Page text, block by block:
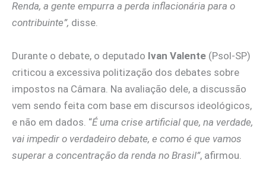
Renda, a gente empurra a perda inflacionária para o
contribuinte”, disse.
Durante o debate, o deputado Ivan Valente (Psol-SP)
criticou a excessiva politização dos debates sobre
impostos na Câmara. Na avaliação dele, a discussão
vem sendo feita com base em discursos ideológicos,
e não em dados. “É uma crise artificial que, na verdade,
vai impedir o verdadeiro debate, e como é que vamos
superar a concentração da renda no Brasil”, afirmou.